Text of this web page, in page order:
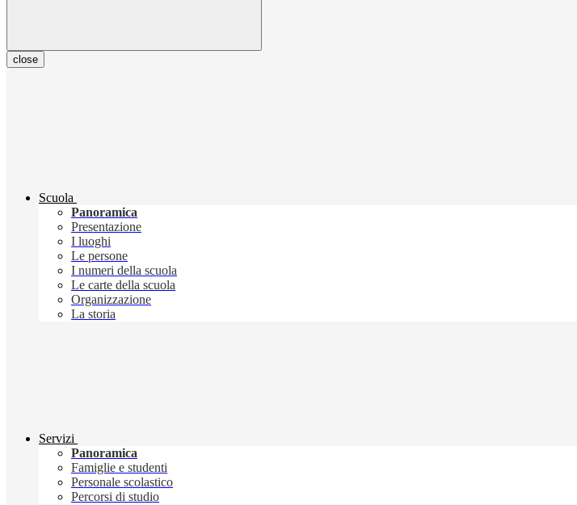
close
Scuola
Panoramica
Presentazione
I luoghi
Le persone
I numeri della scuola
Le carte della scuola
Organizzazione
La storia
Servizi
Panoramica
Famiglie e studenti
Personale scolastico
Percorsi di studio